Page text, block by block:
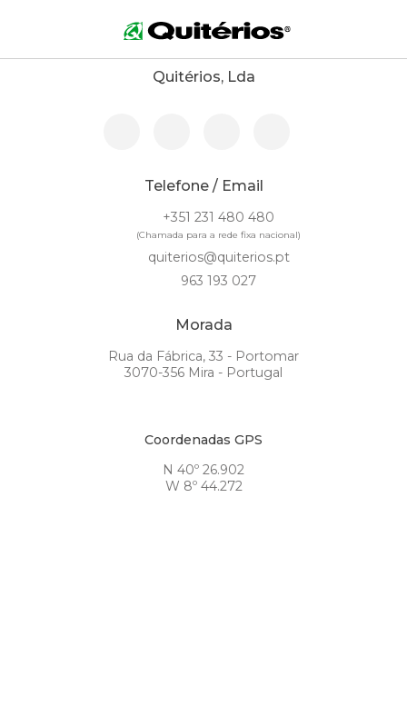
Contactos
Quitérios, Lda
Telefone / Email
+351 231 480 480
(Chamada para a rede fixa nacional)
quiterios@quiterios.pt
963 193 027
Morada
Rua da Fábrica, 33 - Portomar
3070-356 Mira - Portugal
Coordenadas GPS
N 40º 26.902
W 8º 44.272